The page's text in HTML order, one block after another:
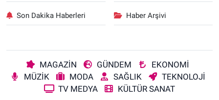
Son Dakika Haberleri Haber Arşivi
MAGAZİN GÜNDEM
EKONOMİ
MÜZİK
MODA SAĞLIK
TEKNOLOJİ
TV MEDYA
KÜLTÜR SANAT